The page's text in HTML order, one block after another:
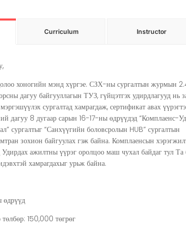
Curriculum Instructor
хоногийн мэнд хүргэе. СЗХ-ны сургалтын журмын
дагуу байгууллагын ТУЗ, гүйцэтгэх удирдлагууд нь
сургалтад хамрагдаж, сертификат авах
дагуу 8 дугаар сарын 16-17-ны өдрүүдэд “Комплаенс-
сургалтыг “Санхүүгийн боловсролын HUB” сургалтын
зохион байгуулах гэж байна. Комплаенсын
Удирдах ажилтны үүрэг оролцоо маш чухал байдаг тул
хамрагдахыг урьж байна.
150,000 төгрөг